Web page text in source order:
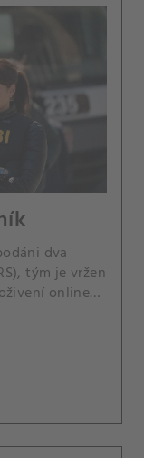
dva
tým je vržen
online